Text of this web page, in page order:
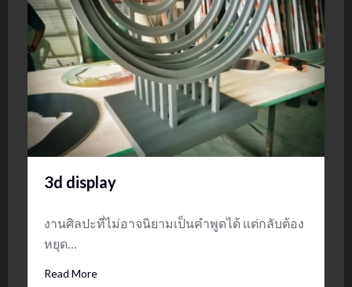
3d display
งานศิลปะที่ไม่อาจนิยามเป็นคำพูดได้ แต่กลับต้อง
หยุด…
Read More